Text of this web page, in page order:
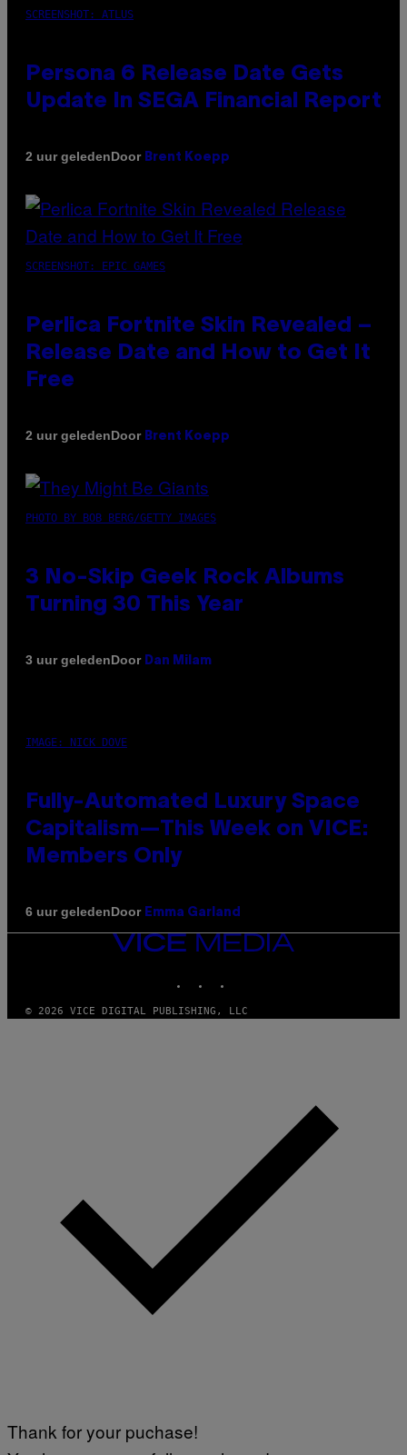
SCREENSHOT: ATLUS
Persona 6 Release Date Gets
Update In SEGA Financial Report
2 uur geledenDoor Brent Koepp
SCREENSHOT: EPIC GAMES
Perlica Fortnite Skin Revealed –
Release Date and How to Get It
Free
2 uur geledenDoor Brent Koepp
PHOTO BY BOB BERG/GETTY IMAGES
3 No-Skip Geek Rock Albums
Turning 30 This Year
3 uur geledenDoor Dan Milam
IMAGE: NICK DOVE
Fully-Automated Luxury Space
Capitalism—This Week on VICE:
Members Only
6 uur geledenDoor Emma Garland
VICE
MEDIA
© 2026 VICE DIGITAL PUBLISHING, LLC
Thank for your puchase!